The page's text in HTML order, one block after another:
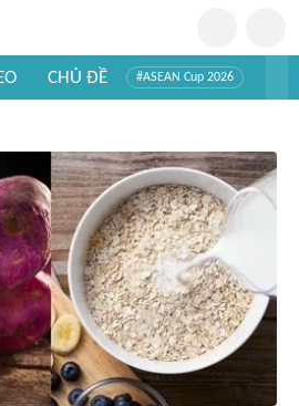
CHỦ ĐỀ #ASEAN Cup 2026